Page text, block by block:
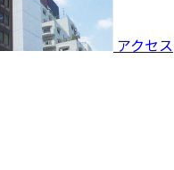
アクセス